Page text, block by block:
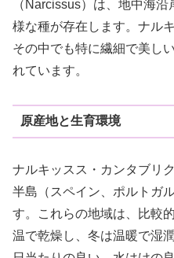
（Narcissus）は、地中海
様な種が存在します。ナル
その中でも特に繊細で美し
れています。
原産地と生育環境
ナルキッスス・カンタブリ
半島（スペイン、ポルトガ
す。これらの地域は、比較
温で乾燥し、冬は温暖で湿